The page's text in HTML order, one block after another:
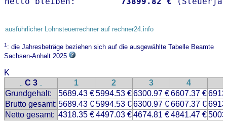
ausführlicher Lohnsteuerrechner auf rechner24.info
1: die Jahresbeträge beziehen sich auf die ausgewählte Tabelle Beamte
Sachsen-Anhalt 2025
K
.. C 3 .. 1 2 3 4
Grundgehalt:
5689.43 €5994.53 €6300.97 €6607.37 €
Brutto gesamt: 5689.43 €5994.53 €6300.97 €6607.37 €
Netto gesamt: 4318.35 €4497.03 €4674.81 €4841.47 €